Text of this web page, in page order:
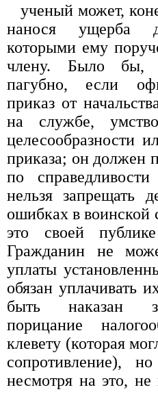
ученый может,
нанося ущерба
которыми ему
члену. Было бы,
пагубно, если
приказ от
на службе,
целесообразности
приказа; он должен
по
нельзя запрещать
ошибках в воинской
это своей
Гражданин не
уплаты
обязан уплачивать
быть наказан
порицание
клевету (которая
сопротивление),
несмотря на это, не